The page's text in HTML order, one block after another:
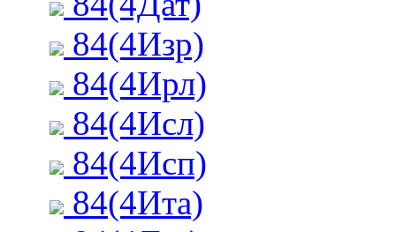
84(4Изр)
84(4Ирл)
84(4Исл)
84(4Исп)
84(4Ита)